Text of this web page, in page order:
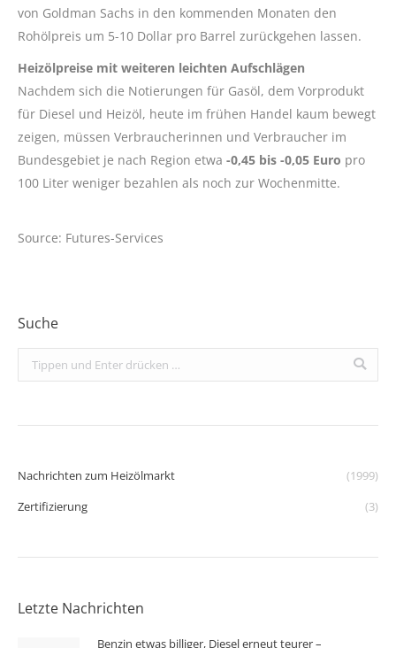
von Goldman Sachs in den kommenden Monaten den
Rohölpreis um 5-10 Dollar pro Barrel zurückgehen lassen.
Heizölpreise mit weiteren leichten Aufschlägen
Nachdem sich die Notierungen für Gasöl, dem Vorprodukt
für Diesel und Heizöl, heute im frühen Handel kaum bewegt
zeigen, müssen Verbraucherinnen und Verbraucher im
Bundesgebiet je nach Region etwa -0,45 bis -0,05 Euro pro
100 Liter weniger bezahlen als noch zur Wochenmitte.
Source: Futures-Services
Suche
Search:
Nachrichten zum Heizölmarkt
(1999)
Zertifizierung
(3)
Letzte Nachrichten
Benzin etwas billiger, Diesel erneut teurer –